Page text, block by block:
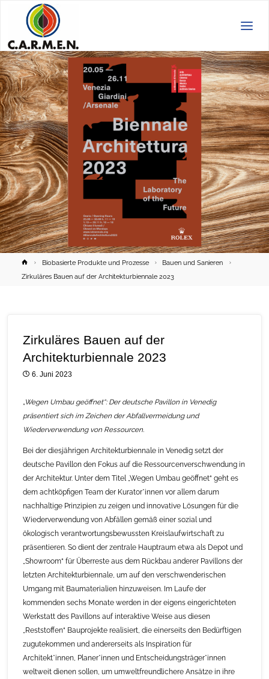
HomeBiobasierte Produkte und Prozesse
Bauen und Sanieren
Zirkuläres Bauen auf der Architekturbiennale 2023
Zirkuläres Bauen auf der
Architekturbiennale 2023
6. Juni 2023
„Wegen Umbau geöffnet“: Der deutsche Pavillon in Venedig
präsentiert sich im Zeichen der Abfallvermeidung und
Wiederverwendung von Ressourcen.
Bei der diesjährigen Architekturbiennale in Venedig setzt der
deutsche Pavillon den Fokus auf die Ressourcenverschwendung in
der Architektur. Unter dem Titel „Wegen Umbau geöffnet“ geht es
dem achtköpfigen Team der Kurator*innen vor allem darum
nachhaltige Prinzipien zu zeigen und innovative Lösungen für die
Wiederverwendung von Abfällen gemäß einer sozial und
ökologisch verantwortungsbewussten Kreislaufwirtschaft zu
präsentieren. So dient der zentrale Hauptraum etwa als Depot und
„Showroom“ für Überreste aus dem Rückbau anderer Pavillons der
letzten Architekturbiennale, um auf den verschwenderischen
Umgang mit Baumaterialien hinzuweisen. Im Laufe der
kommenden sechs Monate werden in der eigens eingerichteten
Werkstatt des Pavillons auf interaktive Weise aus diesen
„Reststoffen“ Bauprojekte realisiert, die einerseits den Bedürftigen
zugutekommen und andererseits als Inspiration für
Architekt*innen, Planer*innen und Entscheidungsträger*innen
weltweit dienen sollen, um umweltfreundlichere Ansätze in ihre